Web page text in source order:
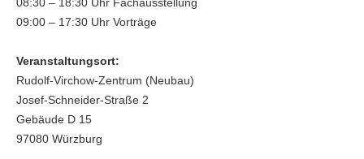
09:00 – 17:30 Uhr Vorträge
Veranstaltungsort:
Rudolf-Virchow-Zentrum (Neubau)
Josef-Schneider-Straße 2
Gebäude D 15
97080 Würzburg